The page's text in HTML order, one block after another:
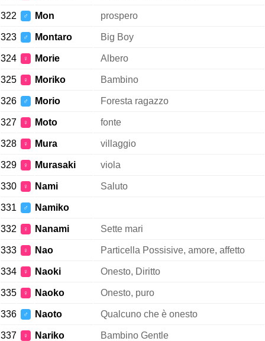
322 ♂ Mon prospero
323 ♂ Montaro Big Boy
324 ♀ Morie Albero
325 ♀ Moriko Bambino
326 ♂ Morio Foresta ragazzo
327 ♀ Moto fonte
328 ♀ Mura villaggio
329 ♀ Murasaki viola
330 ♀ Nami Saluto
331 ♂ Namiko
332 ♀ Nanami Sette mari
333 ♀ Nao Particella Possisive, amore, affetto
334 ♀ Naoki Onesto, Diritto
335 ♀ Naoko Onesto, puro
336 ♂ Naoto Qualcuno che è onesto
337 ♀ Nariko Bambino Gentle